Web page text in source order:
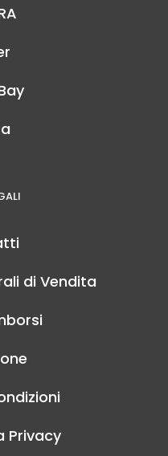
di Vendita
Privacy